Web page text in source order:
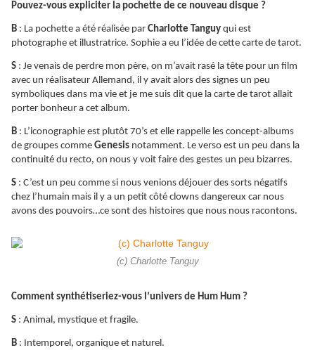
Pouvez-vous expliciter la pochette de ce nouveau disque ?
B : La pochette a été réalisée par Charlotte Tanguy qui est
photographe et illustratrice. Sophie a eu l’idée de cette carte de tarot.
S : Je venais de perdre mon père, on m’avait rasé la tête pour un film
avec un réalisateur Allemand, il y avait alors des signes un peu
symboliques dans ma vie et je me suis dit que la carte de tarot allait
porter bonheur a cet album.
B : L’iconographie est plutôt 70’s et elle rappelle les concept-albums
de groupes comme Genesis notamment. Le verso est un peu dans la
continuité du recto, on nous y voit faire des gestes un peu bizarres.
S : C’est un peu comme si nous venions déjouer des sorts négatifs
chez l’humain mais il y a un petit côté clowns dangereux car nous
avons des pouvoirs…ce sont des histoires que nous nous racontons.
(c) Charlotte Tanguy
Comment synthétiseriez-vous l’univers de Hum Hum ?
S : Animal, mystique et fragile.
B : Intemporel, organique et naturel.